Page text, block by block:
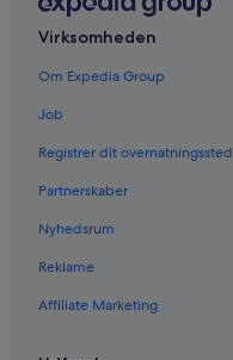
Virksomheden
Om Expedia Group
Job
Registrer dit overnatningssted
Partnerskaber
Nyhedsrum
Reklame
Affiliate Marketing